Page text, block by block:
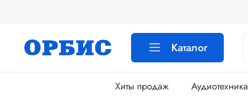
Каталог
Хиты продаж Аудиотехника